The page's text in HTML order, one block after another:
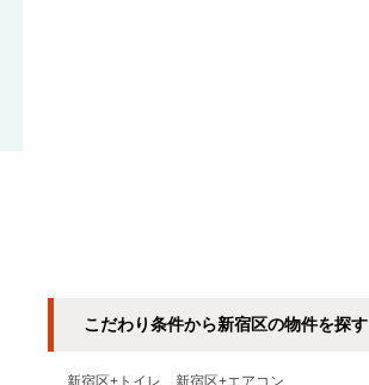
こだわり条件から新宿区の物件を探す
新宿区+トイレ 新宿区+エアコン